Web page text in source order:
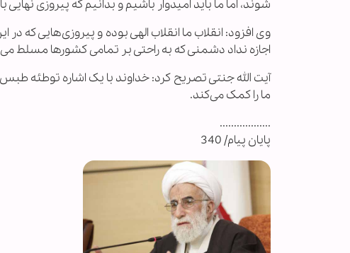
شوند، اما ما باید امیدوار باشیم و بدانیم که پیروزی نهایی
وی افزود: انقلاب ما انقلاب الهی بوده و پیروزی‌هایی که
اجازه نداد دشمنی که به راحتی بر تمامی کشورها
آیت الله جنتی تصریح کرد: خداوند با یک اشاره توطئه
ما را کمک می‌کند.
..................
پایان پیام/ 340